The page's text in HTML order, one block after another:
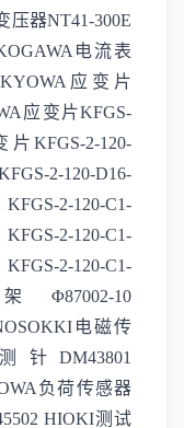
压器NT41-300E
电流表
应变片
应变片KFGS-
片KFGS-2-120-
2-120-D16-
2-120-C1-
2-120-C1-
2-120-C1-
Φ87002-10
电磁传
针DM43801
负荷传感器
HIOKI测试